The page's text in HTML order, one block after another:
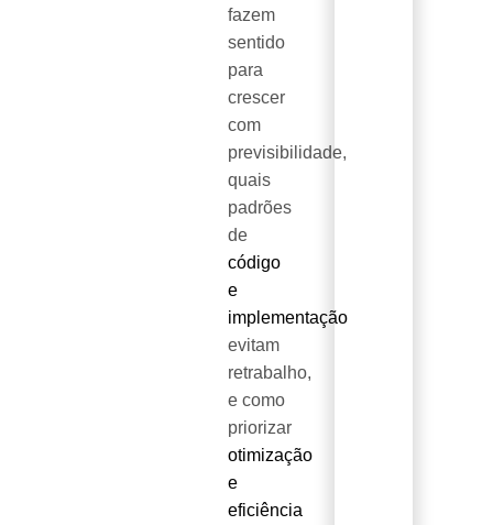
fazem
sentido
para
crescer
com
previsibilidade,
quais
padrões
de
código
e
implementação
evitam
retrabalho,
e como
priorizar
otimização
e
eficiência